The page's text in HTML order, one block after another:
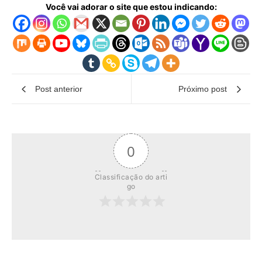
Você vai adorar o site que estou indicando:
Post anterior Próximo post
0
Classificação do arti
go